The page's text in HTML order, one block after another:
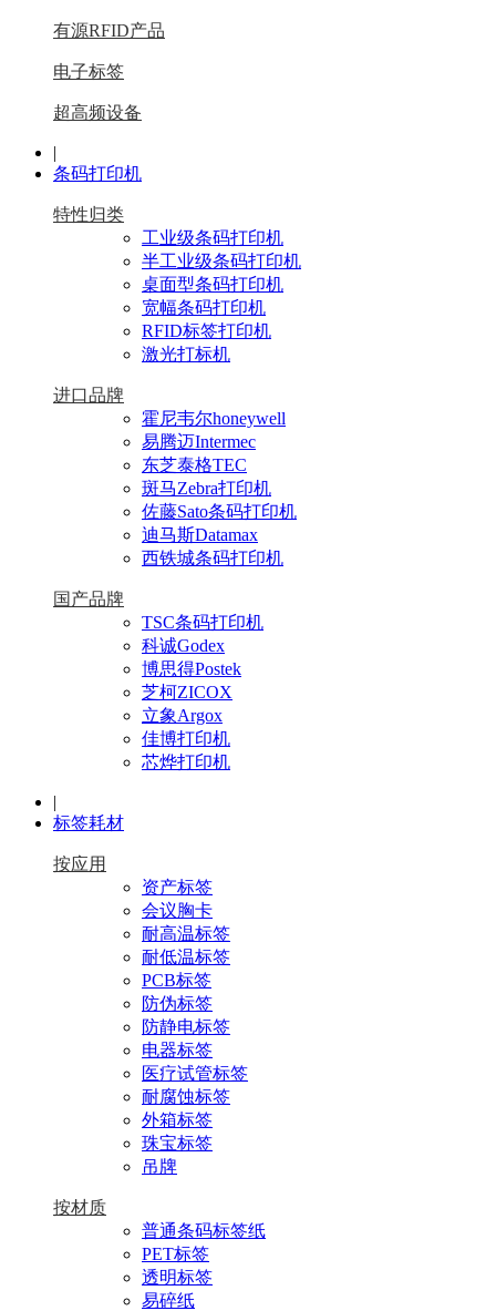
有源RFID产品
电子标签
超高频设备
|
条码打印机
特性归类
工业级条码打印机
半工业级条码打印机
桌面型条码打印机
宽幅条码打印机
RFID标签打印机
激光打标机
进口品牌
霍尼韦尔honeywell
易腾迈Intermec
东芝泰格TEC
斑马Zebra打印机
佐藤Sato条码打印机
迪马斯Datamax
西铁城条码打印机
国产品牌
TSC条码打印机
科诚Godex
博思得Postek
芝柯ZICOX
立象Argox
佳博打印机
芯烨打印机
|
标签耗材
按应用
资产标签
会议胸卡
耐高温标签
耐低温标签
PCB标签
防伪标签
防静电标签
电器标签
医疗试管标签
耐腐蚀标签
外箱标签
珠宝标签
吊牌
按材质
普通条码标签纸
PET标签
透明标签
易碎纸